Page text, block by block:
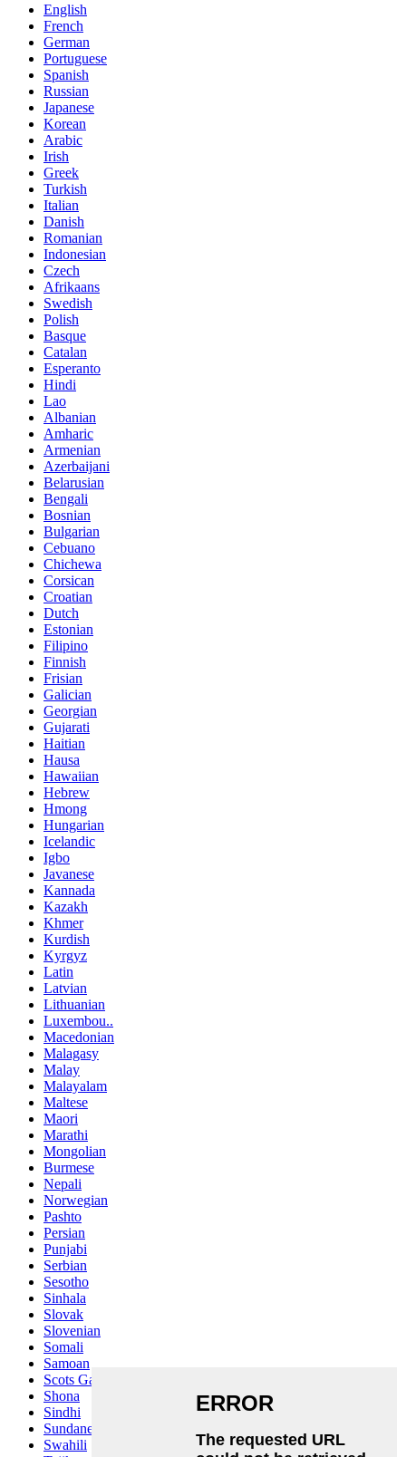
English
French
German
Portuguese
Spanish
Russian
Japanese
Korean
Arabic
Irish
Greek
Turkish
Italian
Danish
Romanian
Indonesian
Czech
Afrikaans
Swedish
Polish
Basque
Catalan
Esperanto
Hindi
Lao
Albanian
Amharic
Armenian
Azerbaijani
Belarusian
Bengali
Bosnian
Bulgarian
Cebuano
Chichewa
Corsican
Croatian
Dutch
Estonian
Filipino
Finnish
Frisian
Galician
Georgian
Gujarati
Haitian
Hausa
Hawaiian
Hebrew
Hmong
Hungarian
Icelandic
Igbo
Javanese
Kannada
Kazakh
Khmer
Kurdish
Kyrgyz
Latin
Latvian
Lithuanian
Luxembou..
Macedonian
Malagasy
Malay
Malayalam
Maltese
Maori
Marathi
Mongolian
Burmese
Nepali
Norwegian
Pashto
Persian
Punjabi
Serbian
Sesotho
Sinhala
Slovak
Slovenian
Somali
Samoan
Scots Gaelic
Shona
Sindhi
Sundanese
Swahili